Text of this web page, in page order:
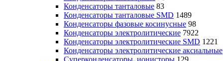
Конденсаторы танталовые 83
Конденсаторы танталовые SMD 1489
Конденсаторы фазовые косинусные 98
Конденсаторы электролитические 7922
Конденсаторы электролитические SMD 1221
Конденсаторы электролитические аксиальные
Суперконденсаторы, ионисторы 129